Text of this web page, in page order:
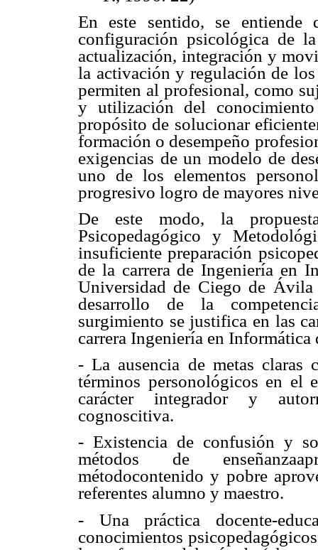
En este sentido, se entiende
configuración psicológica de
actualización, integración y
la activación y regulación de
permiten al profesional, como
y utilización del
propósito de solucionar
formación o desempeño
exigencias de un modelo de
uno de los elementos
progresivo logro de mayores
De este modo, la
Psicopedagógico y
insuficiente preparación
de la carrera de Ingeniería en
Universidad de Ciego de
desarrollo de la
surgimiento se justifica en las
carrera Ingeniería en
- La ausencia de metas
términos personológicos en el
carácter integrador y
cognoscitiva.
- Existencia de confusión y
métodos de
métodocontenido y pobre
referentes alumno y maestro.
- Una práctica docente-
conocimientos